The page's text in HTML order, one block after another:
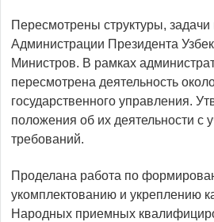
Пересмотрены структуры,
Администрации Президента
Министров. В рамках
пересмотрена деятельность
государственного управления.
положения об их деятельности с
требований.
Проделана работа по
укомплектованию и укреплению
Народных приемных